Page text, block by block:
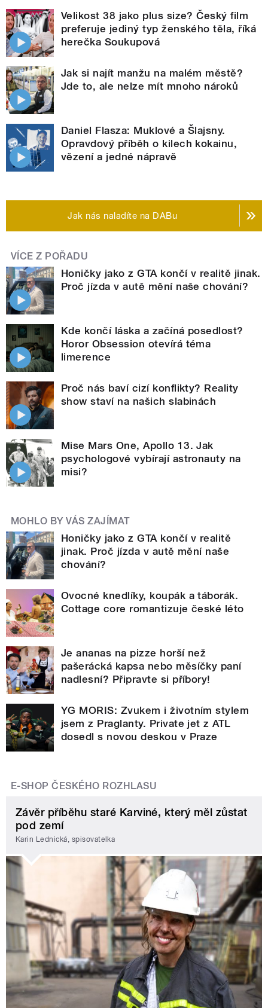
Velikost 38 jako plus size? Český film
preferuje jediný typ ženského těla, říká
herečka Soukupová
Jak si najít manžu na malém městě?
Jde to, ale nelze mít mnoho nároků
Daniel Flasza: Muklové a Šlajsny.
Opravdový příběh o kilech kokainu,
vězení a jedné nápravě
Jak nás naladíte na DABu
VÍCE Z POŘADU
Honičky jako z GTA končí v realitě jinak.
Proč jízda v autě mění naše chování?
Kde končí láska a začíná posedlost?
Horor Obsession otevírá téma
limerence
Proč nás baví cizí konflikty? Reality
show staví na našich slabinách
Mise Mars One, Apollo 13. Jak
psychologové vybírají astronauty na
misi?
MOHLO BY VÁS ZAJÍMAT
Honičky jako z GTA končí v realitě
jinak. Proč jízda v autě mění naše
chování?
Ovocné knedlíky, koupák a táborák.
Cottage core romantizuje české léto
Je ananas na pizze horší než
pašerácká kapsa nebo měsíčky paní
nadlesní? Připravte si příbory!
YG MORIS: Zvukem i životním stylem
jsem z Praglanty. Private jet z ATL
dosedl s novou deskou v Praze
E-SHOP ČESKÉHO ROZHLASU
Závěr příběhu staré Karviné, který měl zůstat
pod zemí
Karin Lednická, spisovatelka